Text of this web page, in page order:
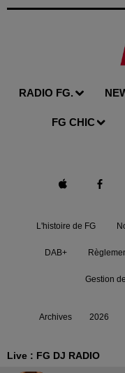
Live : FG DJ RADIO
RADIO FG.
FG CHIC
L'histoire de FG
DAB+
Gestion
Archives 2026